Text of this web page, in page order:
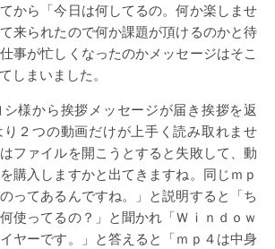
から「今日は何してるの。何か楽しませ
来られたので何か課題が頂けるのかと待
事が忙しくなったのかメッセージはそこ
しまいました。
様から挨拶メッセージが届き挨拶を返
り２つの動画だけが上手く読み取れませ
ファイルを開こうとすると失敗して、動
購入しますかと出てきますね。同じｍｐ
ってあるんですね。」と説明すると「ち
使ってるの？」と聞かれ「Ｗｉｎｄｏｗ
ヤーです。」と答えると「ｍｐ４は中身